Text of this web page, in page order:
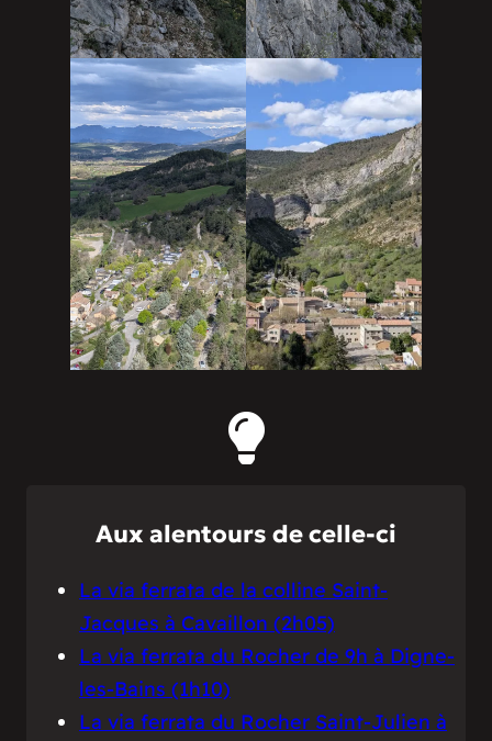
Aux alentours de celle-ci
La via ferrata de la colline Saint-
Jacques à Cavaillon (2h05)
La via ferrata du Rocher de 9h à Digne-
les-Bains (1h10)
La via ferrata du Rocher Saint-Julien à